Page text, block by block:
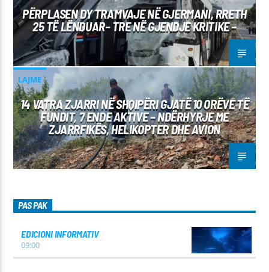
PËRPLASEN DY TRAMVAJE NË GJERMANI, RRETH
25 TË LËNDUAR– TRE NË GJENDJE KRITIKE –
LAJME
14 VATRA ZJARRI NË SHQIPËRI GJATË 10 ORËVE TË
FUNDIT, 7 ENDE AKTIVE – NDËRHYRJE ME
ZJARRFIKËS, HELIKOPTER DHE AVION
PAS PAK
EDICIONI INFORMATIV
09:00